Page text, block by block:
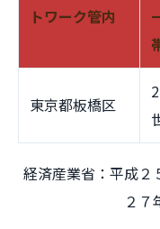
トワーク管内
東京都板橋区
経済産業省：平成２
２７